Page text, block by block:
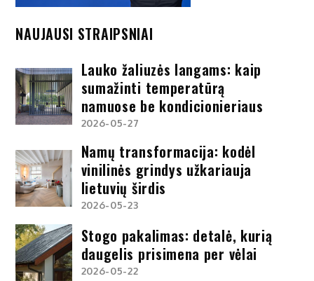
NAUJAUSI STRAIPSNIAI
Lauko žaliuzės langams: kaip
sumažinti temperatūrą
namuose be kondicionieriaus
2026-05-27
Namų transformacija: kodėl
vinilinės grindys užkariauja
lietuvių širdis
2026-05-23
Stogo pakalimas: detalė, kurią
daugelis prisimena per vėlai
2026-05-22